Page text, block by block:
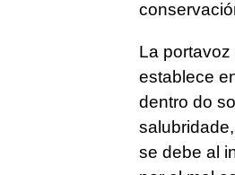
La
establece
dentro do
se debe al